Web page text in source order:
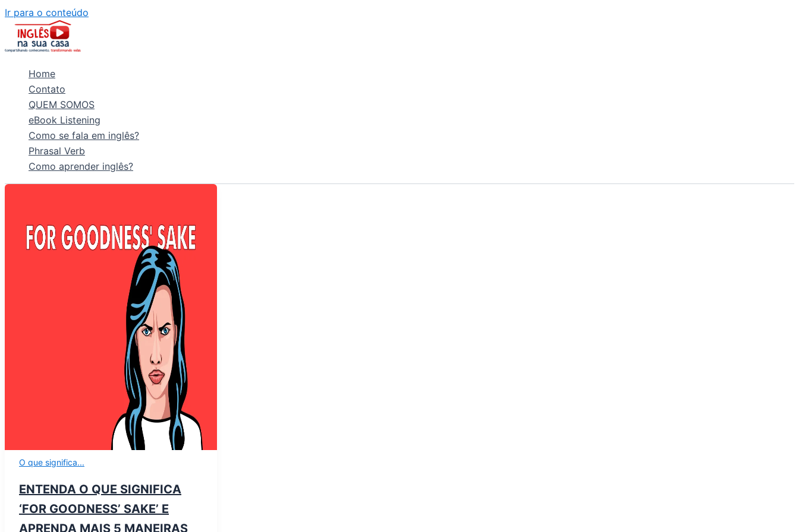
Ir para o conteúdo
Home
Contato
QUEM SOMOS
eBook Listening
Como se fala em inglês?
Phrasal Verb
Como aprender inglês?
O que significa...
ENTENDA O QUE SIGNIFICA
‘FOR GOODNESS’ SAKE’ E
APRENDA MAIS 5 MANEIRAS